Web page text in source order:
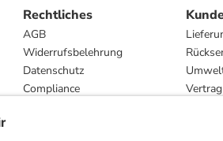
Rechtliches
AGB
Widerrufsbelehrung
Datenschutz
Compliance